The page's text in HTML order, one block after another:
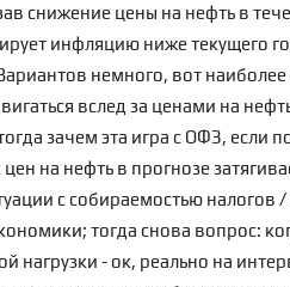
снижение цены на нефть в
инфляцию ниже текущего
немного, вот
вслед за ценами на
зачем эта игра с ОФЗ, если
на нефть в прогнозе
с собираемостью налогов
тогда снова вопрос:
нагрузки - ок, реально на